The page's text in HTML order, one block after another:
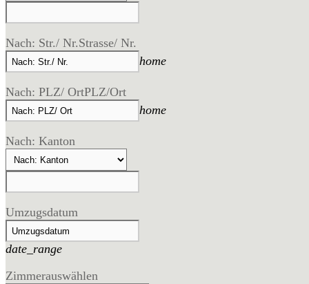
Nach: Str./ Nr.Strasse/ Nr.
home
Nach: PLZ/ OrtPLZ/Ort
home
Nach: Kanton
Umzugsdatum
date_range
Zimmerauswählen